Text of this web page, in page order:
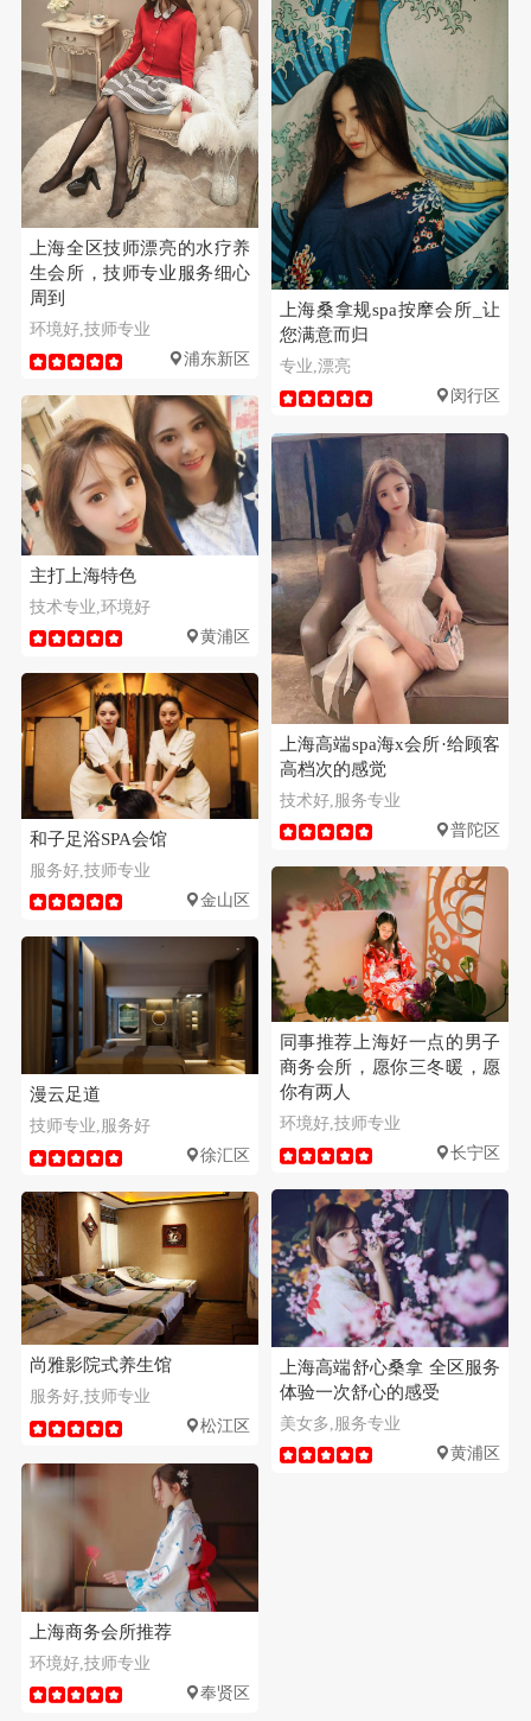
上海全区技师漂亮的水疗养
生会所，技师专业服务细心
周到
环境好,技师专业
浦东新区
上海桑拿规spa按摩会所_让
您满意而归
专业,漂亮
闵行区
主打上海特色
技术专业,环境好
黄浦区
上海高端spa海x会所·给顾客
高档次的感觉
技术好,服务专业
普陀区
和子足浴SPA会馆
服务好,技师专业
金山区
同事推荐上海好一点的男子
商务会所，愿你三冬暖，愿
你有两人
环境好,技师专业
长宁区
漫云足道
技师专业,服务好
徐汇区
上海高端舒心桑拿 全区服务
体验一次舒心的感受
美女多,服务专业
黄浦区
尚雅影院式养生馆
服务好,技师专业
松江区
上海商务会所推荐
环境好,技师专业
奉贤区